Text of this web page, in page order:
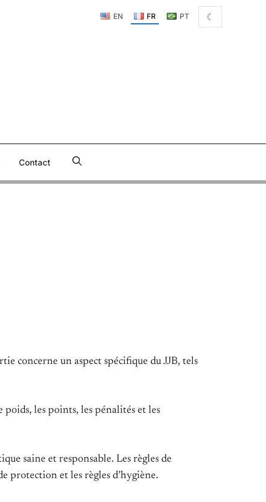
EN FR PT ☾
Contact
concerne un aspect spécifique du JJB, tels
les points, les pénalités et les
saine et responsable. Les règles de
protection et les règles d’hygiène.